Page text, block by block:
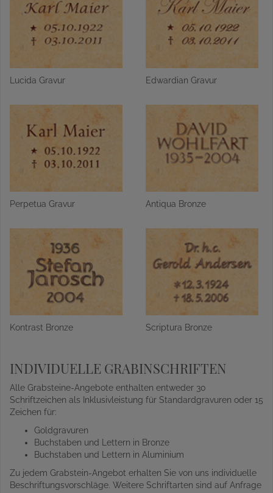
Lucida Gravur Edwardian Gravur
Perpetua Gravur Antiqua Bronze
Kontrast Bronze Scriptura Bronze
INDIVIDUELLE GRABINSCHRIFTEN
Alle Grabsteine-Angebote enthalten entweder 30
Schriftzeichen als Inklusivleistung für Standardgravuren oder 15
Zeichen für:
Goldgravuren
Buchstaben und Lettern in Bronze
Buchstaben und Lettern in Aluminium
Zu jedem Grabstein-Angebot erhalten Sie von uns individuelle
Beschriftungsvorschläge. Weitere Schriftarten sind auf Anfrage